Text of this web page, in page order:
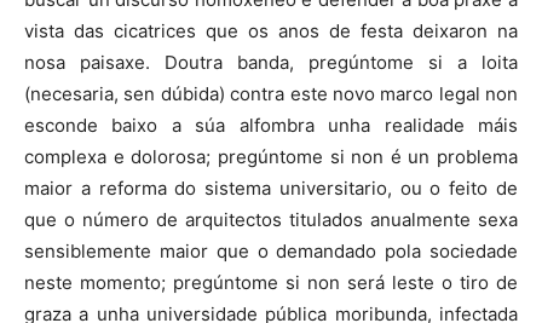
vista das cicatrices que os anos de festa deixaron na
nosa paisaxe. Doutra banda, pregúntome si a loita
(necesaria, sen dúbida) contra este novo marco legal non
esconde baixo a súa alfombra unha realidade máis
complexa e dolorosa; pregúntome si non é un problema
maior a reforma do sistema universitario, ou o feito de
que o número de arquitectos titulados anualmente sexa
sensiblemente maior que o demandado pola sociedade
neste momento; pregúntome si non será leste o tiro de
graza a unha universidade pública moribunda, infectada